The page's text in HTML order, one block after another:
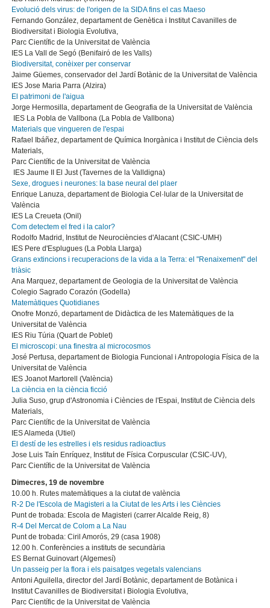
Evolució dels virus: de l'origen de la SIDA fins el cas Maeso
Fernando González, departament de Genètica i Institut Cavanilles de
Biodiversitat i Biologia Evolutiva,
Parc Científic de la Universitat de València
IES La Vall de Segó (Benifairó de les Valls)
Biodiversitat, conèixer per conservar
Jaime Güemes, conservador del Jardí Botànic de la Universitat de València
IES Jose Maria Parra (Alzira)
El patrimoni de l'aigua
Jorge Hermosilla, departament de Geografia de la Universitat de València
IES La Pobla de Vallbona (La Pobla de Vallbona)
Materials que vingueren de l'espai
Rafael Ibáñez, departament de Química Inorgànica i Institut de Ciència dels
Materials,
Parc Científic de la Universitat de València
IES Jaume II El Just (Tavernes de la Valldigna)
Sexe, drogues i neurones: la base neural del plaer
Enrique Lanuza, departament de Biologia Cel·lular de la Universitat de
València
IES La Creueta (Onil)
Com detectem el fred i la calor?
Rodolfo Madrid, Institut de Neurociències d'Alacant (CSIC-UMH)
IES Pere d'Esplugues (La Pobla Llarga)
Grans extincions i recuperacions de la vida a la Terra: el "Renaixement" del
triàsic
Ana Marquez, departament de Geologia de la Universitat de València
Colegio Sagrado Corazón (Godella)
Matemàtiques Quotidianes
Onofre Monzó, departament de Didàctica de les Matemàtiques de la
Universitat de València
IES Riu Túria (Quart de Poblet)
El microscopi: una finestra al microcosmos
José Pertusa, departament de Biologia Funcional i Antropologia Física de la
Universitat de València
IES Joanot Martorell (València)
La ciència en la ciència ficció
Julia Suso, grup d'Astronomia i Ciències de l'Espai, Institut de Ciència dels
Materials,
Parc Científic de la Universitat de València
IES Alameda (Utiel)
El destí de les estrelles i els residus radioactius
Jose Luis Taín Enríquez, Institut de Física Corpuscular (CSIC-UV),
Parc Científic de la Universitat de València
Dimecres, 19 de novembre
10.00 h. Rutes matemàtiques a la ciutat de valència
R-2 De l'Escola de Magisteri a la Ciutat de les Arts i les Ciències
Punt de trobada: Escola de Magisteri (carrer Alcalde Reig, 8)
R-4 Del Mercat de Colom a La Nau
Punt de trobada: Ciril Amorós, 29 (casa 1908)
12.00 h. Conferències a instituts de secundària
ES Bernat Guinovart (Algemesí)
Un passeig per la flora i els paisatges vegetals valencians
Antoni Aguilella, director del Jardí Botànic, departament de Botànica i
Institut Cavanilles de Biodiversitat i Biologia Evolutiva,
Parc Científic de la Universitat de València